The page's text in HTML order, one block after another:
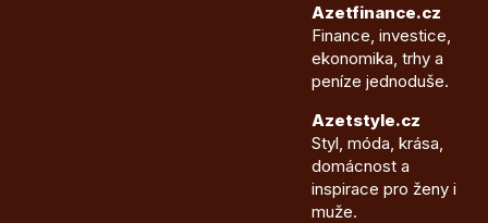
Azetfinance.cz
Finance, investice,
ekonomika, trhy a
peníze jednoduše.
Azetstyle.cz
Styl, móda, krása,
domácnost a
inspirace pro ženy i
muže.